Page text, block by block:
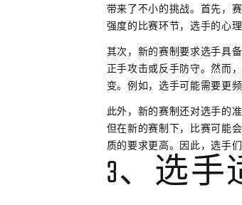
带来了不小的挑战。首先，
强度的比赛环节，选手的心
其次，新的赛制要求选手具
正手攻击或反手防守。然而
变。例如，选手可能需要更
此外，新的赛制还对选手的
但在新的赛制下，比赛可能
质的要求更高。因此，选手
3、选